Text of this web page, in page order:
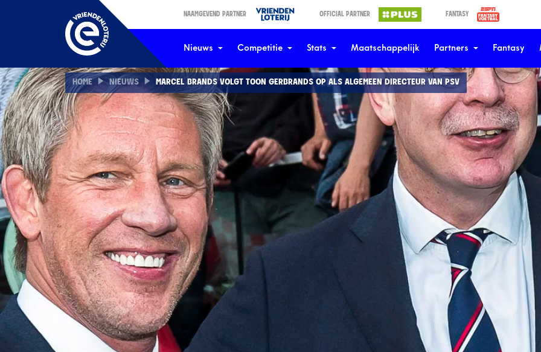
NAAMGEVEND PARTNER OFFICIAL PARTNER FANTASY
Nieuws Competitie Stats Maatschappelijk Partners Fantasy
HOME NIEUWS MARCEL BRANDS VOLGT TOON GERBRANDS OP ALS ALGEMEEN DIRECTEUR VAN PSV